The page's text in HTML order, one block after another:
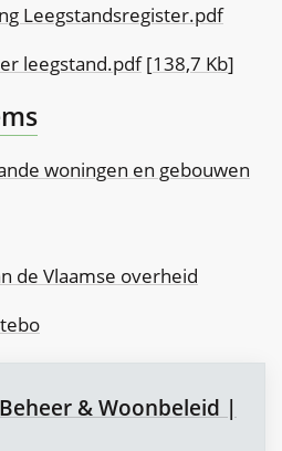
Leegstandsregister.pdf
leegstand.pdf 138,7 Kb
woningen en gebouwen
de Vlaamse overheid
& Woonbeleid |